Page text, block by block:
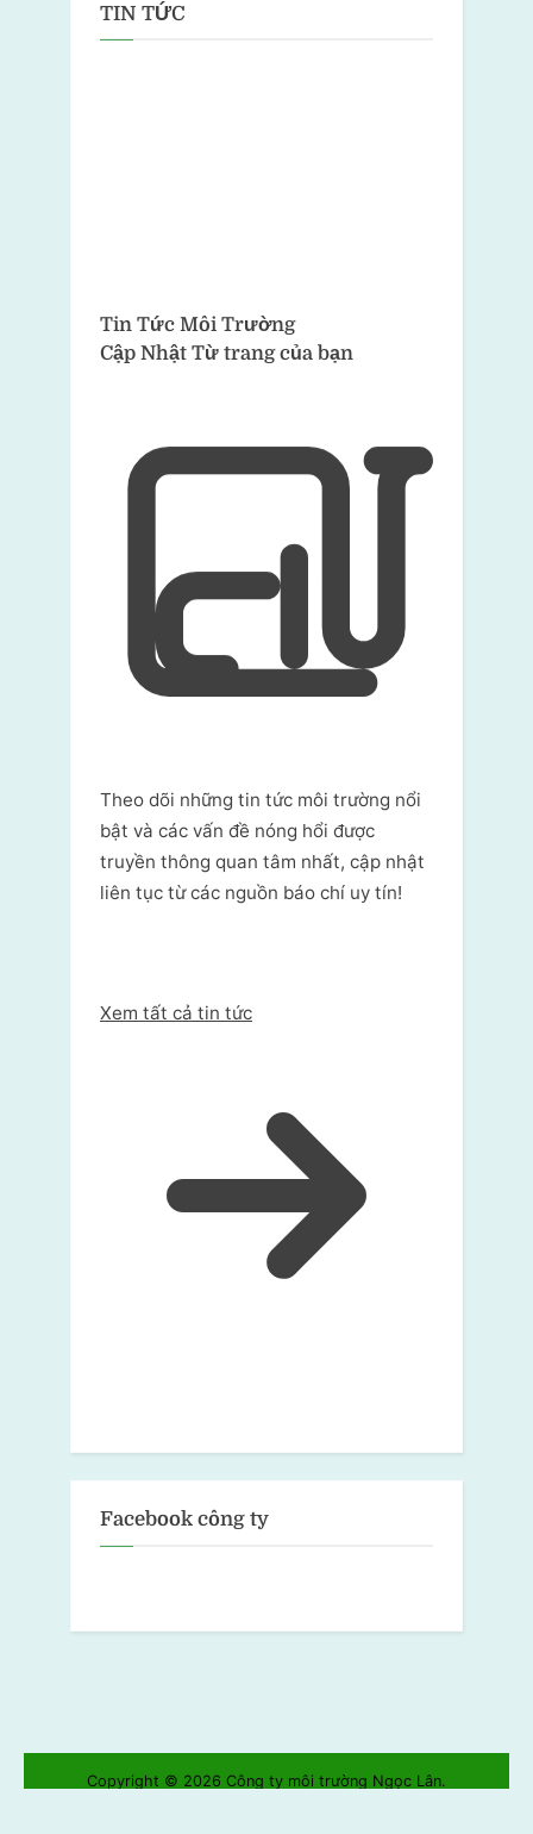
TIN TỨC
Tin Tức Môi Trường
Cập Nhật Từ trang của bạn
Theo dõi những tin tức môi trường nổi
bật và các vấn đề nóng hổi được
truyền thông quan tâm nhất, cập nhật
liên tục từ các nguồn báo chí uy tín!
Xem tất cả tin tức
Facebook công ty
Copyright © 2026 Công ty môi trường Ngọc Lân.